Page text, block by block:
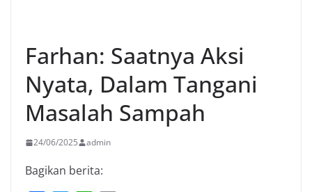
Farhan: Saatnya Aksi
Nyata, Dalam Tangani
Masalah Sampah
24/06/2025 admin
Bagikan berita: